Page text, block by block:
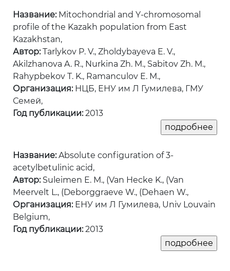
Название:Mitochondrial and Y-chromosomal
profile of the Kazakh population from East
Kazakhstan,
Автор:Tarlykov P. V., Zholdybayeva E. V.,
Akilzhanova A. R., Nurkina Zh. M., Sabitov Zh. M.,
Rahypbekov T. K., Ramanculov E. M.,
Организация:НЦБ, ЕНУ им Л Гумилева, ГМУ
Семей,
Год публикации:2013
Название:Absolute configuration of 3-
acetylbetulinic acid,
Автор:Suleimen E. M., (Van Hecke K., (Van
Meervelt L., (Deborggraeve W., (Dehaen W.,
Организация:ЕНУ им Л Гумилева, Univ Louvain
Belgium,
Год публикации:2013